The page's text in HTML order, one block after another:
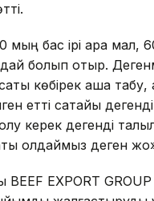
мың бас ірі қара
болып отыр.
көбірек ақша
етті сатайық
керек дегенді
қолдаймыз деген
EXPORT